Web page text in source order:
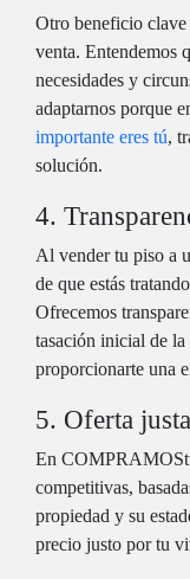
Otro beneficio
venta. Entendemos
necesidades y
adaptarnos porque
importante eres tú,
solución.
4.
Al vender tu piso a
de que estás
Ofrecemos
tasación inicial de la
proporcionarte una
5. Oferta
En
competitivas,
propiedad y su
precio justo por tu